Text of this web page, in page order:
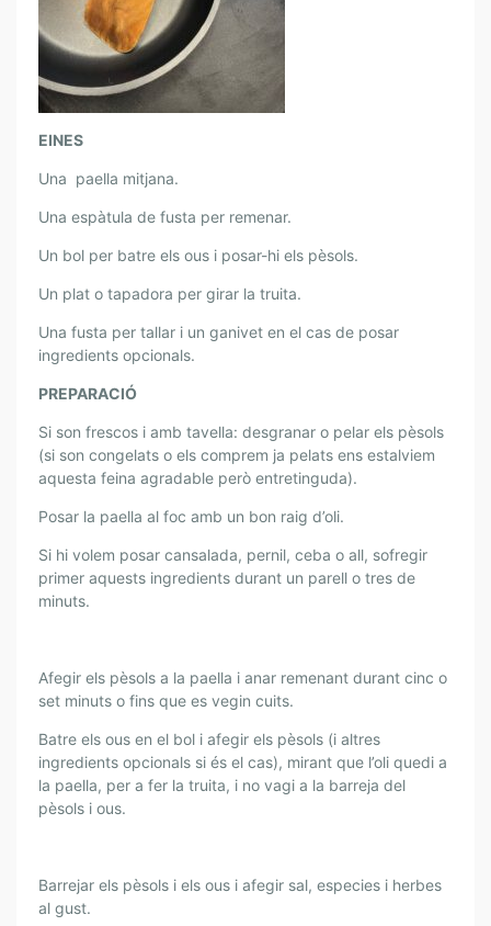
EINES
Una paella mitjana.
Una espàtula de fusta per remenar.
Un bol per batre els ous i posar-hi els pèsols.
Un plat o tapadora per girar la truita.
Una fusta per tallar i un ganivet en el cas de posar
ingredients opcionals.
PREPARACIÓ
Si son frescos i amb tavella: desgranar o pelar els pèsols
(si son congelats o els comprem ja pelats ens estalviem
aquesta feina agradable però entretinguda).
Posar la paella al foc amb un bon raig d’oli.
Si hi volem posar cansalada, pernil, ceba o all, sofregir
primer aquests ingredients durant un parell o tres de
minuts.
Afegir els pèsols a la paella i anar remenant durant cinc o
set minuts o fins que es vegin cuits.
Batre els ous en el bol i afegir els pèsols (i altres
ingredients opcionals si és el cas), mirant que l’oli quedi a
la paella, per a fer la truita, i no vagi a la barreja del
pèsols i ous.
Barrejar els pèsols i els ous i afegir sal, especies i herbes
al gust.